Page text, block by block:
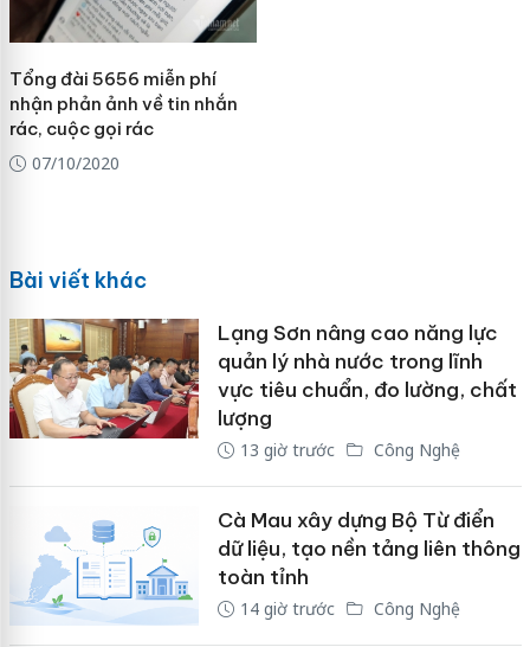
Tổng đài 5656 miễn phí
nhận phản ảnh về tin nhắn
rác, cuộc gọi rác
07/10/2020
Bài viết khác
Lạng Sơn nâng cao năng lực
quản lý nhà nước trong lĩnh
vực tiêu chuẩn, đo lường, chất
lượng
13 giờ trước Công Nghệ
Cà Mau xây dựng Bộ Từ điển
dữ liệu, tạo nền tảng liên thông
toàn tỉnh
14 giờ trước Công Nghệ